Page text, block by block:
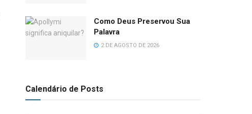
Como Deus Preservou Sua
Palavra
2 DE AGOSTO DE 2026
Calendário de Posts